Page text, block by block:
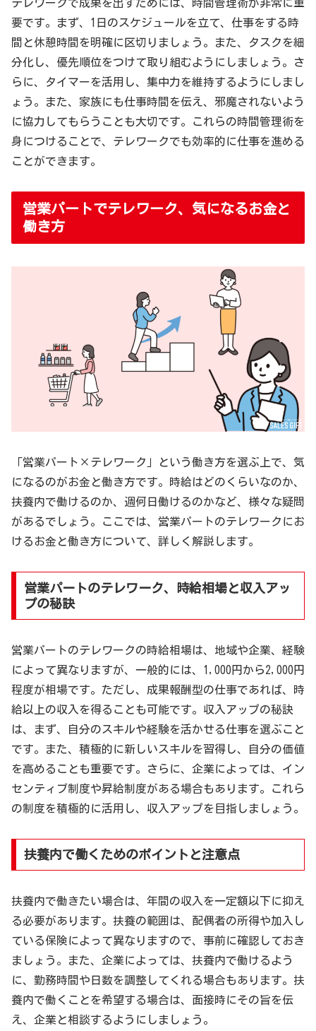
テレワークで成果を出すためには、時間管理術が非常に重
要です。まず、1日のスケジュールを立て、仕事をする時
間と休憩時間を明確に区切りましょう。また、タスクを細
分化し、優先順位をつけて取り組むようにしましょう。さ
らに、タイマーを活用し、集中力を維持するようにしまし
ょう。また、家族にも仕事時間を伝え、邪魔されないよう
に協力してもらうことも大切です。これらの時間管理術を
身につけることで、テレワークでも効率的に仕事を進める
ことができます。
営業パートでテレワーク、気になるお金と
働き方
「営業パート×テレワーク」という働き方を選ぶ上で、気
になるのがお金と働き方です。時給はどのくらいなのか、
扶養内で働けるのか、週何日働けるのかなど、様々な疑問
があるでしょう。ここでは、営業パートのテレワークにお
けるお金と働き方について、詳しく解説します。
営業パートのテレワーク、時給相場と収入アッ
プの秘訣
営業パートのテレワークの時給相場は、地域や企業、経験
によって異なりますが、一般的には、1,000円から2,000円
程度が相場です。ただし、成果報酬型の仕事であれば、時
給以上の収入を得ることも可能です。収入アップの秘訣
は、まず、自分のスキルや経験を活かせる仕事を選ぶこと
です。また、積極的に新しいスキルを習得し、自分の価値
を高めることも重要です。さらに、企業によっては、イン
センティブ制度や昇給制度がある場合もあります。これら
の制度を積極的に活用し、収入アップを目指しましょう。
扶養内で働くためのポイントと注意点
扶養内で働きたい場合は、年間の収入を一定額以下に抑え
る必要があります。扶養の範囲は、配偶者の所得や加入し
ている保険によって異なりますので、事前に確認しておき
ましょう。また、企業によっては、扶養内で働けるよう
に、勤務時間や日数を調整してくれる場合もあります。扶
養内で働くことを希望する場合は、面接時にその旨を伝
え、企業と相談するようにしましょう。